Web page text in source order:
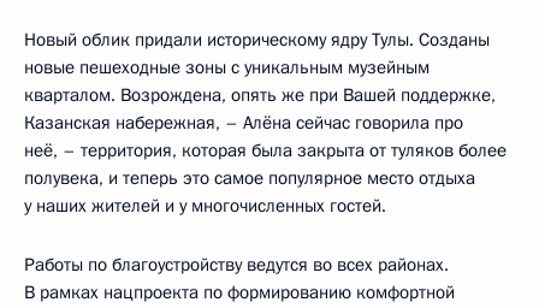
Новый облик придали историческому ядру Тулы. Созданы
новые пешеходные зоны с уникальным музейным
кварталом. Возрождена, опять же при Вашей поддержке,
Казанская набережная, – Алёна сейчас говорила про
неё, – территория, которая была закрыта от туляков более
полувека, и теперь это самое популярное место отдыха
у наших жителей и у многочисленных гостей.
Работы по благоустройству ведутся во всех районах.
В рамках нацпроекта по формированию комфортной